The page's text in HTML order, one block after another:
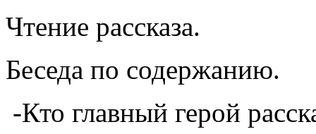
Чтение рассказа.
Беседа по содержанию.
-Кто главный герой